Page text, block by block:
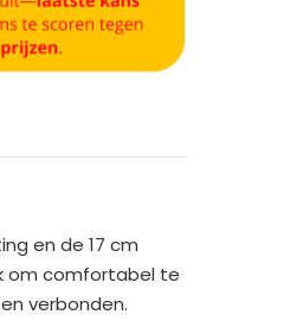
en de 17 cm
om comfortabel te
verbonden.